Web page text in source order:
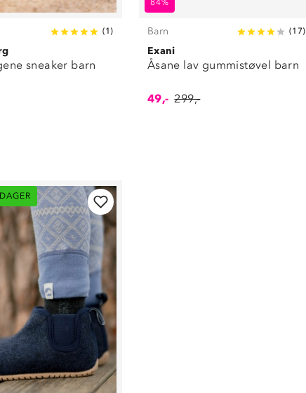
(1 )
sneaker barn
84%
Barn (17)
Exani
Åsane lav gummistøvel barn
49,- 299,-